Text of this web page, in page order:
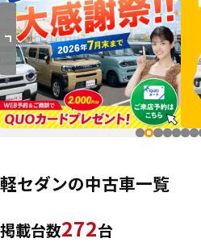
軽セダンの中古車一覧
掲載台数272台